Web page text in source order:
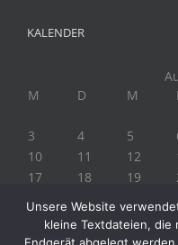
KALENDER
M
D M
3
4 5
10
11 12
17
18 19
24
25
« Juli
Unsere Website
kleine Textdateien, die